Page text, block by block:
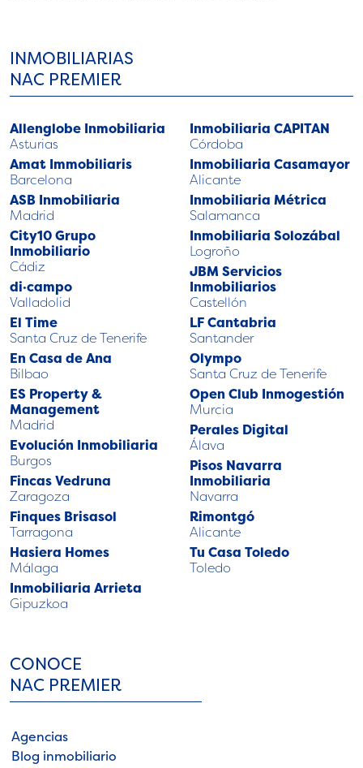
INMOBILIARIAS
NAC PREMIER
Allenglobe Inmobiliaria
Asturias
Amat Immobiliaris
Barcelona
ASB Inmobiliaria
Madrid
City10 Grupo
Inmobiliario
Cádiz
di·campo
Valladolid
El Time
Santa Cruz de Tenerife
En Casa de Ana
Bilbao
ES Property &
Management
Madrid
Evolución Inmobiliaria
Burgos
Fincas Vedruna
Zaragoza
Finques Brisasol
Tarragona
Hasiera Homes
Málaga
Inmobiliaria Arrieta
Gipuzkoa
Inmobiliaria CAPITAN
Córdoba
Inmobiliaria Casamayor
Alicante
Inmobiliaria Métrica
Salamanca
Inmobiliaria Solozábal
Logroño
JBM Servicios
Inmobiliarios
Castellón
LF Cantabria
Santander
Olympo
Santa Cruz de Tenerife
Open Club Inmogestión
Murcia
Perales Digital
Álava
Pisos Navarra
Inmobiliaria
Navarra
Rimontgó
Alicante
Tu Casa Toledo
Toledo
CONOCE
NAC PREMIER
Agencias
Blog inmobiliario